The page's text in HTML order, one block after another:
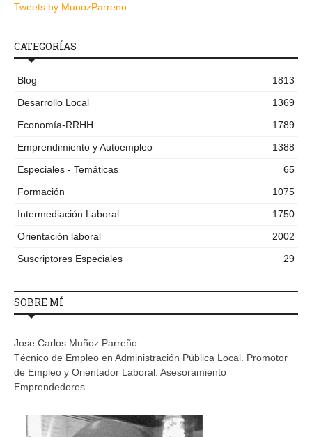
Tweets by MunozParreno
CATEGORÍAS
Blog
1813
Desarrollo Local
1369
Economía-RRHH
1789
Emprendimiento y Autoempleo
1388
Especiales - Temáticas
65
Formación
1075
Intermediación Laboral
1750
Orientación laboral
2002
Suscriptores Especiales
29
SOBRE MÍ
Jose Carlos Muñoz Parreño
Técnico de Empleo en Administración Pública Local. Promotor
de Empleo y Orientador Laboral. Asesoramiento
Emprendedores